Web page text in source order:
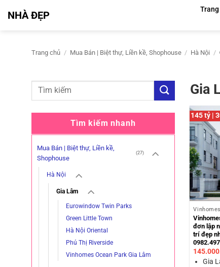
quaNHÀ ĐẸP
Trang chủ / Mua Bán | Biệt thự, Liền kề, Shophouse / Hà Nội /
Tìm kiếm nhanh
Mua Bán | Biệt thự, Liền kề,
Shophouse
(27)
Hà Nội
Gia Lâm
Eurowindow Twin Parks
Green Little Town
Hà Nội Oriental
Phú Thị Riverside
Vinhomes Ocean Park Gia Lâm
Gia
145 tỷ |
đơn lập
trí đẹp
Gia